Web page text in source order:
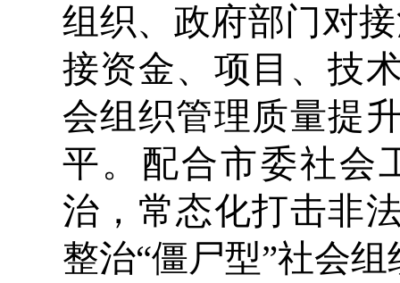
组织、政府部门对
接资金、项目、技
会组织管理质量提
平。配合市委社会
治，常态化打击非
整治“僵尸型”社会